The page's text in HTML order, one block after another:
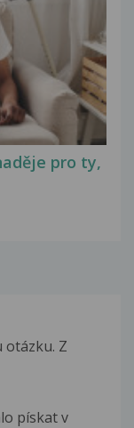
pro ty,
otázku. Z
pískat v